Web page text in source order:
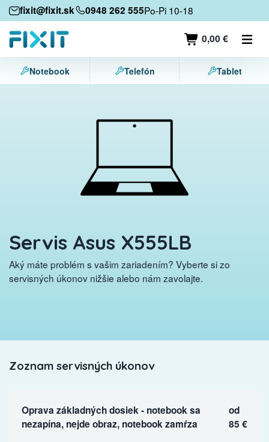
fixit@fixit.sk 0948 262 555Po-Pi 10-18
0,00 €
Mobilné zariadenia
Mobilné telefóny
Tablety
Notebook Telefón Tablet
Servis Asus X555LB
Aký máte problém s vašim zariadením? Vyberte si zo
servisných úkonov nižšie alebo nám zavolajte.
Zoznam servisných úkonov
Oprava základných dosiek - notebook sa
nezapína, nejde obraz, notebook zamŕza
od
85 €